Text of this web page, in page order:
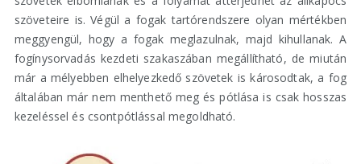
szöveteire is. Végül a fogak tartórendszere olyan mértékben
meggyengül, hogy a fogak meglazulnak, majd kihullanak. A
fogínysorvadás kezdeti szakaszában megállítható, de miután
már a mélyebben elhelyezkedő szövetek is károsodtak, a fog
általában már nem menthető meg és pótlása is csak hosszas
kezeléssel és csontpótlással megoldható.